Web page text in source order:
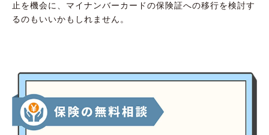
止を機会に、マイナンバーカードの保険証への移行を検討す
るのもいいかもしれません。